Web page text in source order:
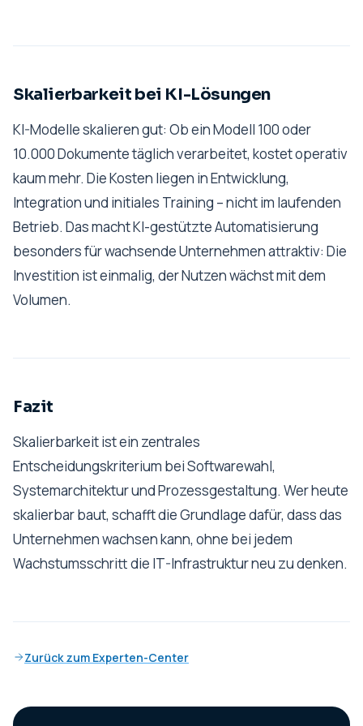
Skalierbarkeit bei KI-Lösungen
KI-Modelle skalieren gut: Ob ein Modell 100 oder
10.000 Dokumente täglich verarbeitet, kostet operativ
kaum mehr. Die Kosten liegen in Entwicklung,
Integration und initiales Training – nicht im laufenden
Betrieb. Das macht KI-gestützte Automatisierung
besonders für wachsende Unternehmen attraktiv: Die
Investition ist einmalig, der Nutzen wächst mit dem
Volumen.
Fazit
Skalierbarkeit ist ein zentrales
Entscheidungskriterium bei Softwarewahl,
Systemarchitektur und Prozessgestaltung. Wer heute
skalierbar baut, schafft die Grundlage dafür, dass das
Unternehmen wachsen kann, ohne bei jedem
Wachstumsschritt die IT-Infrastruktur neu zu denken.
Zurück zum Experten-Center